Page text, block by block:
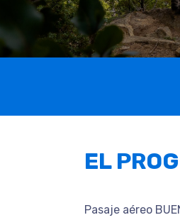
EL
Pasaje aéreo